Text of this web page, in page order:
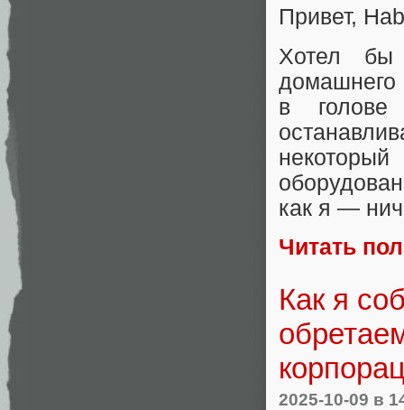
Привет,
Хотел бы
в голове
как я —
Читать
Как я
2025-10-09 в